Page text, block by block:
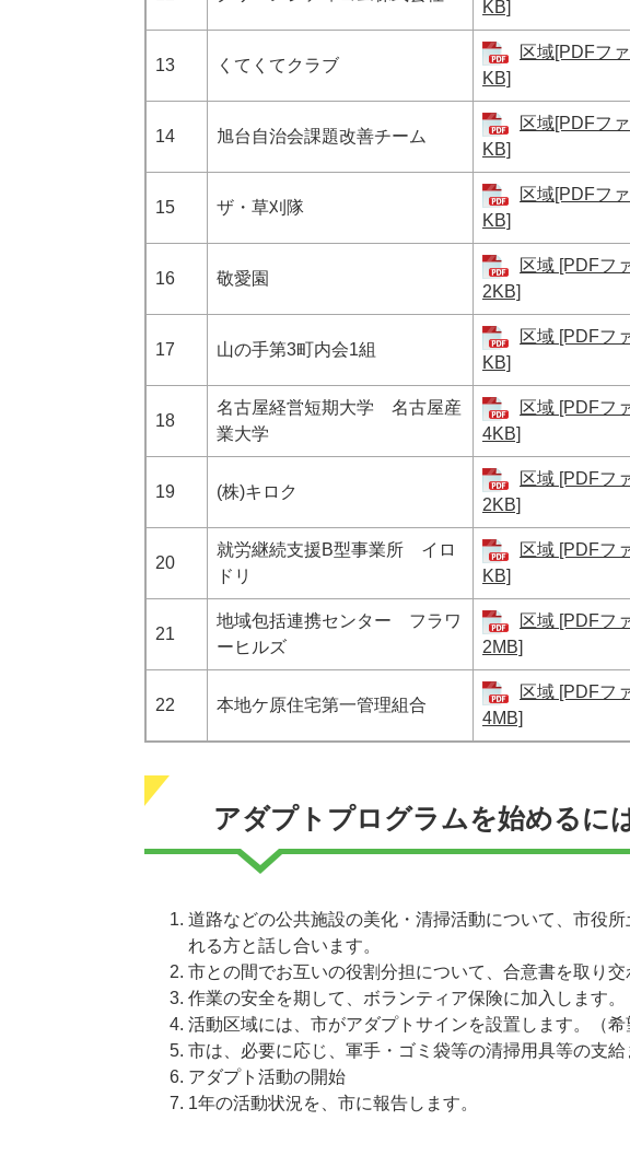
KB]
13 くてくてクラブ
区域[PDFフ
KB]
14 旭台自治会課題改善チーム
区域[PDFフ
KB]
15 ザ・草刈隊
区域[PDFフ
KB]
16 敬愛園
区域 [PDFフ
2KB]
17 山の手第3町内会1組
区域 [PDFフ
KB]
18
名古屋経営短期大学 名古屋産
業大学
区域 [PDFフ
4KB]
19 (株)キロク
区域 [PDFフ
2KB]
20
就労継続支援B型事業所 イロ
ドリ
区域 [PDFフ
KB]
21
地域包括連携センター フラワ
ーヒルズ
区域 [PDFフ
2MB]
22 本地ケ原住宅第一管理組合
区域 [PDFフ
4MB]
アダプトプログラムを始めるに
道路などの公共施設の美化・清掃活動について、市役
れる方と話し合います。
市との間でお互いの役割分担について、合意書を取り交
作業の安全を期して、ボランティア保険に加入します。
活動区域には、市がアダプトサインを設置します。（希
市は、必要に応じ、軍手・ゴミ袋等の清掃用具等の支給
アダプト活動の開始
1年の活動状況を、市に報告します。